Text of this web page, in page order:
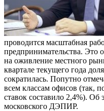
проводится масштабная
предпринимательства. Это
на оживление местного
квартале текущего года
сократилась. Попутно
всем классам офисов (так,
ставок составило 2,4%). Об
московского ДЭПИР.